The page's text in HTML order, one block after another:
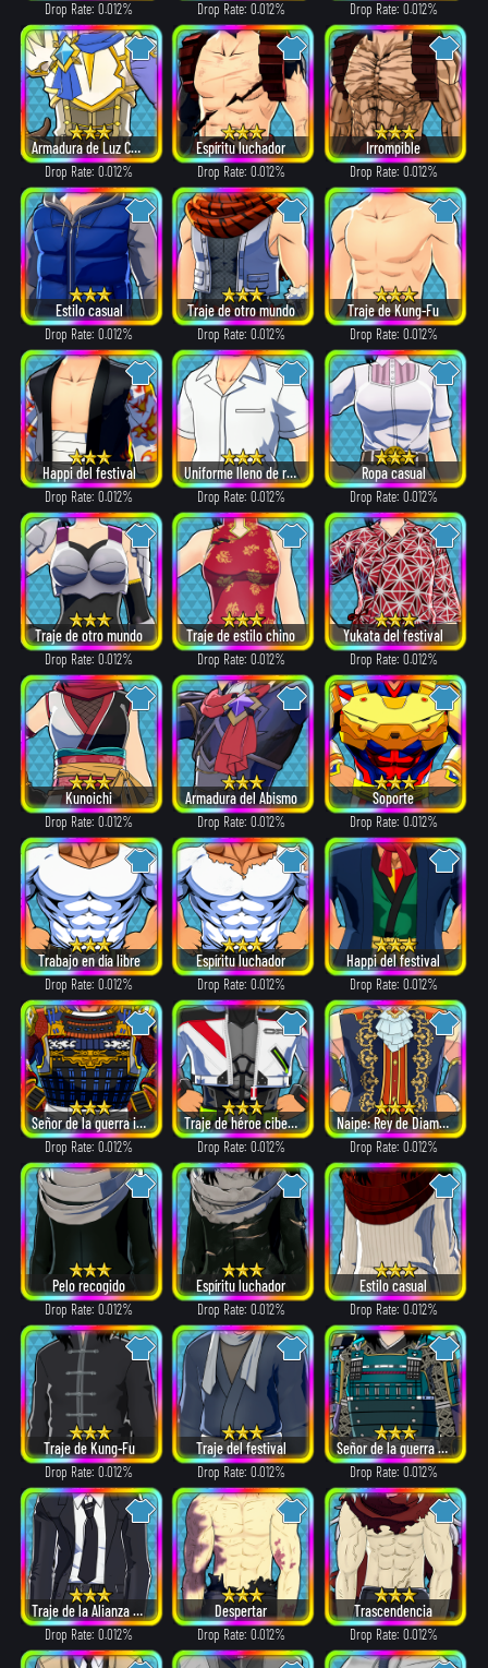
Drop Rate: 0.012% Drop Rate: 0.012% Drop Rate: 0.012%
Armadura de Luz Celestial
Drop Rate: 0.012%
Espíritu luchador
Drop Rate: 0.012%
Irrompible
Drop Rate: 0.012%
Estilo casual
Drop Rate: 0.012%
Traje de otro mundo
Drop Rate: 0.012%
Traje de Kung-Fu
Drop Rate: 0.012%
Happi del festival
Drop Rate: 0.012%
Uniforme lleno de recuerdos
Drop Rate: 0.012%
Ropa casual
Drop Rate: 0.012%
Traje de otro mundo
Drop Rate: 0.012%
Traje de estilo chino
Drop Rate: 0.012%
Yukata del festival
Drop Rate: 0.012%
Kunoichi
Drop Rate: 0.012%
Armadura del Abismo
Drop Rate: 0.012%
Soporte
Drop Rate: 0.012%
Trabajo en día libre
Drop Rate: 0.012%
Espíritu luchador
Drop Rate: 0.012%
Happi del festival
Drop Rate: 0.012%
Señor de la guerra invencible
Drop Rate: 0.012%
Traje de héroe cibernético
Drop Rate: 0.012%
Naipe: Rey de Diamantes
Drop Rate: 0.012%
Pelo recogido
Drop Rate: 0.012%
Espíritu luchador
Drop Rate: 0.012%
Estilo casual
Drop Rate: 0.012%
Traje de Kung-Fu
Drop Rate: 0.012%
Traje del festival
Drop Rate: 0.012%
Señor de la guerra del sigilo
Drop Rate: 0.012%
Traje de la Alianza de Villanos
Drop Rate: 0.012%
Despertar
Drop Rate: 0.012%
Trascendencia
Drop Rate: 0.012%